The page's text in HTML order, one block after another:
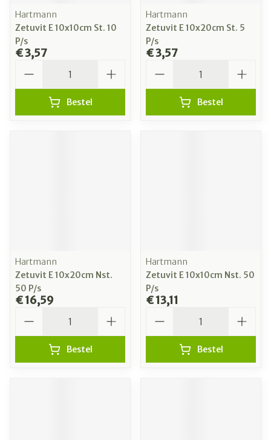
Hartmann
Zetuvit E 10x10cm St. 10
P/s
€ 3,57
Bestel
Hartmann
Zetuvit E 10x20cm St. 5
P/s
€ 3,57
Bestel
Hartmann
Zetuvit E 10x20cm Nst.
50 P/s
€ 16,59
Bestel
Hartmann
Zetuvit E 10x10cm Nst. 50
P/s
€ 13,11
Bestel